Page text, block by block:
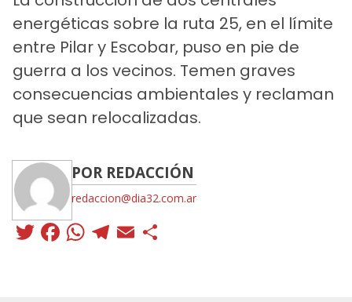
energéticas sobre la ruta 25, en el límite
entre Pilar y Escobar, puso en pie de
guerra a los vecinos. Temen graves
consecuencias ambientales y reclaman
que sean relocalizadas.
POR REDACCIÓN
redaccion@dia32.com.ar
Twitter
Facebook
WhatsApp
Telegram
Email